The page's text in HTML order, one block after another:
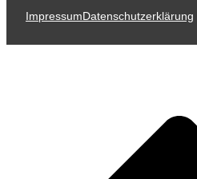
ImpressumDatenschutzerklärung